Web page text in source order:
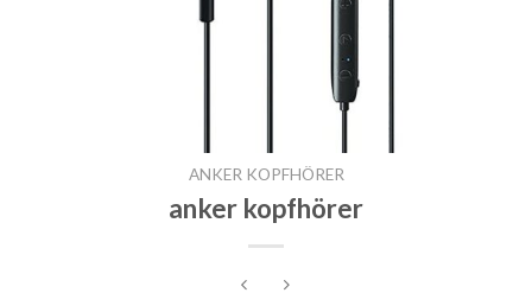
ANKER KOPFHÖRER
anker kopfhörer